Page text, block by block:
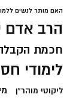
האם מותר לנשים
הרב אדם
חכמת
לימודי
ליקוטי מוהר"ן